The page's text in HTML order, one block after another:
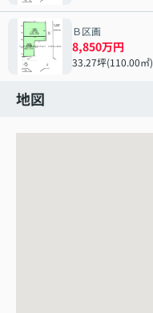
Ｂ区画
8,850万円
33.27坪(110.00㎡)
地図